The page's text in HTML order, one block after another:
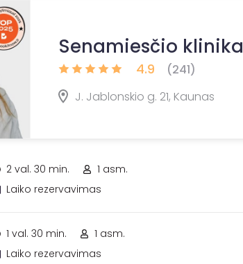
Senamiesčio klinika
4.9
(241)
J. Jablonskio g. 21, Kaunas
2 val. 30 min.
1 asm.
Laiko rezervavimas
1 val. 30 min.
1 asm.
Laiko rezervavimas